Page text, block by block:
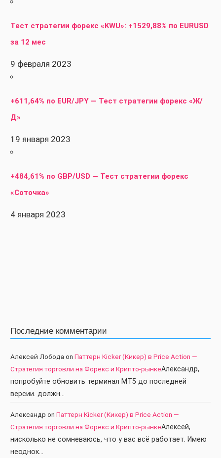
Тест стратегии форекс «KWU»: +1529,88% по EURUSD
за 12 мес
9 февраля 2023
+611,64% по EUR/JPY — Тест стратегии форекс «Ж/
Д»
19 января 2023
+484,61% по GBP/USD — Тест стратегии форекс
«Соточка»
4 января 2023
Последние комментарии
Алексей Лобода on Паттерн Kicker (Кикер) в Price Action —
Стратегия торговли на Форекс и Крипто-рынкеАлександр,
попробуйте обновить терминал МТ5 до последней
версии. должн…
Александр on Паттерн Kicker (Кикер) в Price Action —
Стратегия торговли на Форекс и Крипто-рынкеАлексей,
нисколько не сомневаюсь, что у вас всё работает. Имею
неоднок…